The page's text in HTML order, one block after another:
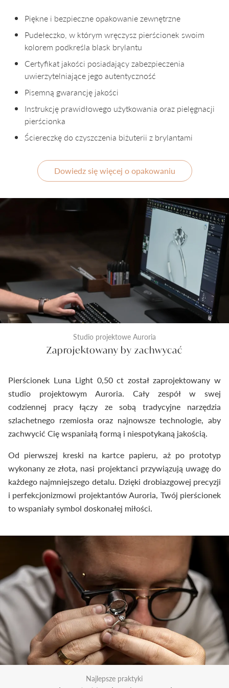
Piękne i bezpieczne opakowanie zewnętrzne
Pudełeczko, w którym wręczysz pierścionek swoim
kolorem podkreśla blask brylantu
Certyfikat jakości posiadający zabezpieczenia
uwierzytelniające jego autentyczność
Pisemną gwarancję jakości
Instrukcję prawidłowego użytkowania oraz pielęgnacji
pierścionka
Ściereczkę do czyszczenia biżuterii z brylantami
Dowiedz się więcej o opakowaniu
Studio projektowe Auroria
Zaprojektowany by zachwycać
Pierścionek Luna Light 0,50 ct został zaprojektowany w
studio projektowym Auroria. Cały zespół w swej
codziennej pracy łączy ze sobą tradycyjne narzędzia
szlachetnego rzemiosła oraz najnowsze technologie, aby
zachwycić Cię wspaniałą formą i niespotykaną jakością.
Od pierwszej kreski na kartce papieru, aż po prototyp
wykonany ze złota, nasi projektanci przywiązują uwagę do
każdego najmniejszego detalu. Dzięki drobiazgowej precyzji
i perfekcjonizmowi projektantów Auroria, Twój pierścionek
to wspaniały symbol doskonałej miłości.
Najlepsze praktyki